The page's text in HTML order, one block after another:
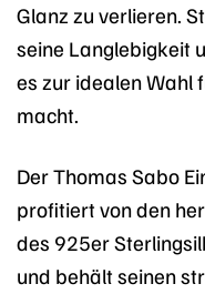
Glanz zu verlieren.
seine Langlebigkeit
es zur idealen Wahl
macht.
Der Thomas Sabo
profitiert von den
des 925er
und behält seinen